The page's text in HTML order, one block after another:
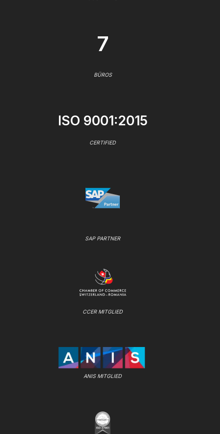
7
BÜROS
ISO 9001:2015
CERTIFIED
SAP PARTNER
CCER MITGLIED
ANIS MITGLIED